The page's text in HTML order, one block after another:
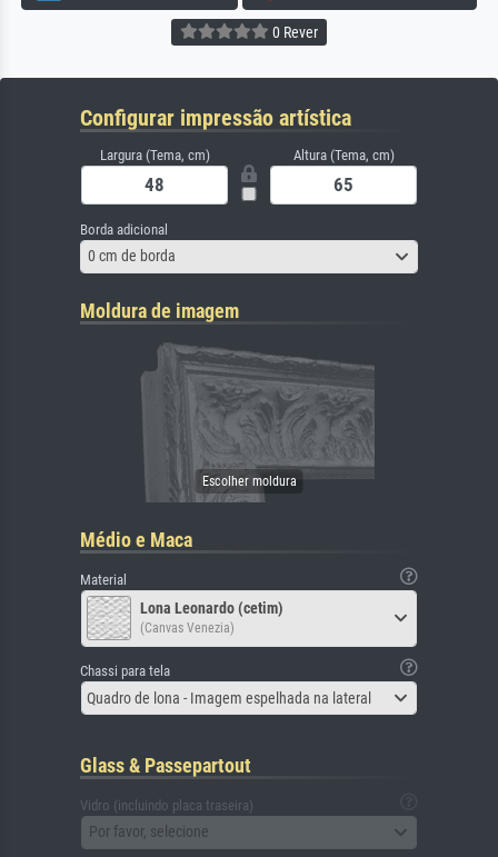
0 Rever
Configurar impressão artística
Largura (Tema, cm) Altura (Tema, cm)
Borda adicional
0 cm de borda
Moldura de imagem
Médio e Maca
Material
Lona Leonardo (cetim)
(Canvas Venezia)
Chassi para tela
Quadro de lona - Imagem espelhada na lateral
Glass & Passepartout
Vidro (incluindo placa traseira)
Por favor, selecione